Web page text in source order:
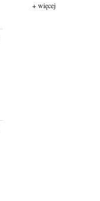
+ więcej